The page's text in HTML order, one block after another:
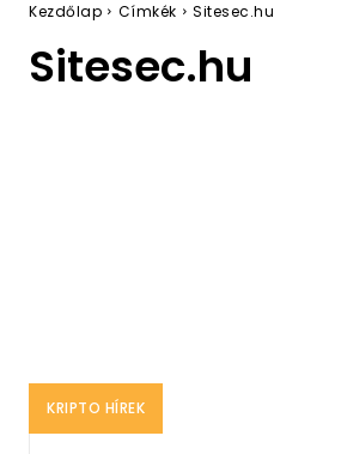
Kezdőlap Címkék Sitesec.hu
Sitesec.hu
KRIPTO HÍREK